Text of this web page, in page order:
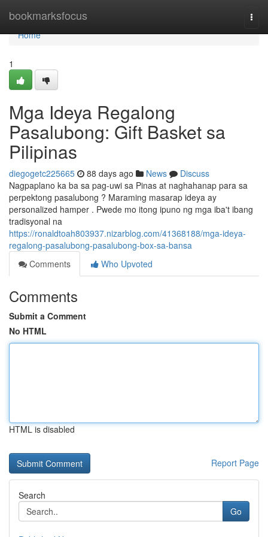
bookmarksfocus
Home
Home
1
Mga Ideya Regalong
Pasalubong: Gift Basket sa
Pilipinas
diegogetc225665 88 days ago News
Discuss
Nagpaplano ka ba sa pag-uwi sa Pinas at naghahanap para sa
perpektong pasalubong ? Maraming masarap ideya ay
personalized hamper . Pwede mo itong ipuno ng mga iba't ibang
tradisyonal na
https://ronaldtoah803937.nizarblog.com/41368188/mga-ideya-
regalong-pasalubong-pasalubong-box-sa-bansa
Comments
Who Upvoted
Comments
Submit a Comment
No HTML
HTML is disabled
Report Page
Search
Go